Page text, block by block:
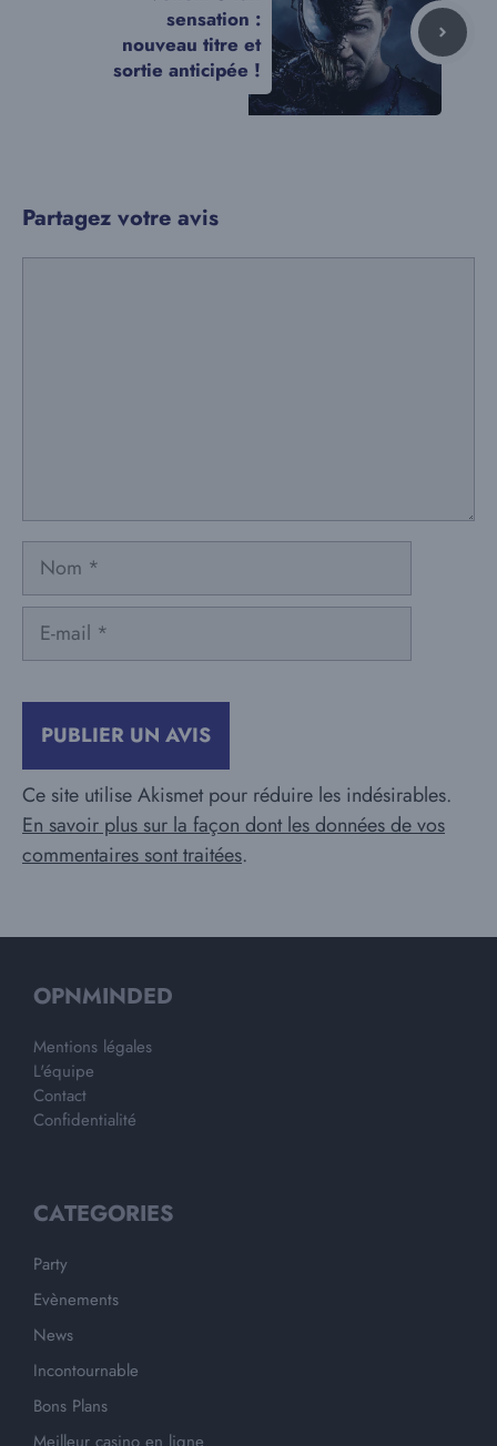
sensation :
nouveau titre et
sortie anticipée !
Partagez votre avis
Nom
mail
Ce site utilise Akismet pour réduire les indésirables.
En savoir plus sur la façon dont les données de vos
commentaires sont traitées.
OPNMINDED
Mentions légales
L'équipe
Contact
Confidentialité
CATEGORIES
Party
Evènements
News
Incontournable
Bons Plans